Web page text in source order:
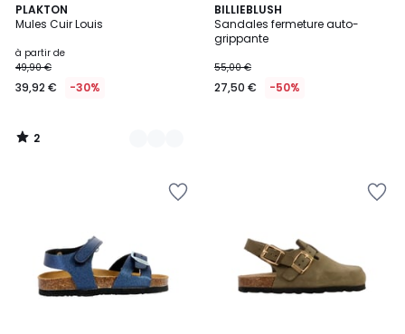
PLAKTON
Mules Cuir Louis
à partir de
49,90 €
39,92 € -30%
2
/
6
Couleurs
2
/
BILLIEBLUSH
Sandales fermeture auto-
grippante
55,00 €
27,50 € -50%